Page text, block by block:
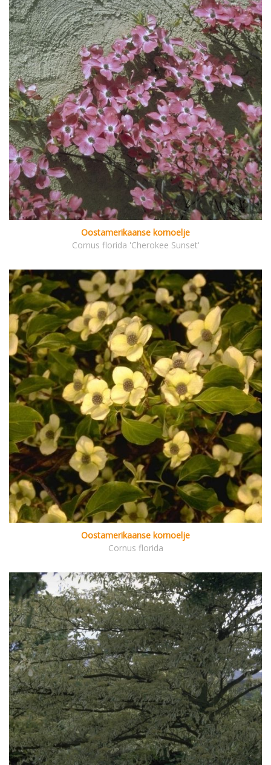
Oostamerikaanse kornoelje
Cornus florida 'Cherokee Sunset'
Oostamerikaanse kornoelje
Cornus florida